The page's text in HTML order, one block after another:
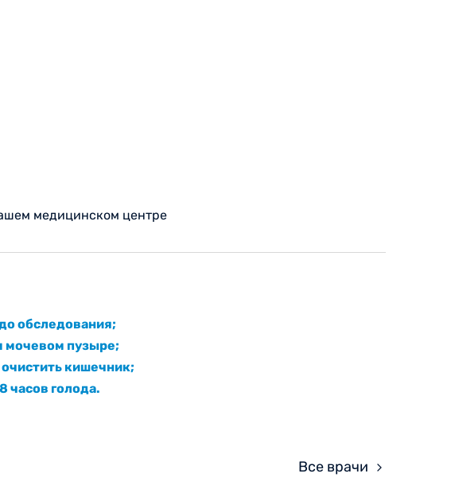
медицинском центре
обследования;
мочевом пузыре;
кишечник;
часов голода.
Все врачи